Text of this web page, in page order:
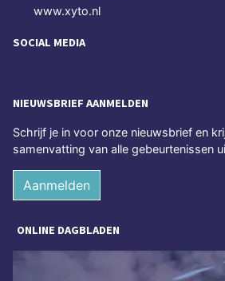
www.xyto.nl
SOCIAL MEDIA
NIEUWSBRIEF AANMELDEN
Schrijf je in voor onze nieuwsbrief en
samenvatting van alle gebeurtenissen
Aanmelden
ONLINE DAGBLADEN